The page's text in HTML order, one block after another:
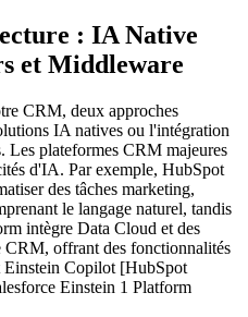
: IA Native
et Middleware
CRM, deux approches
IA natives ou l'intégration
Les plateformes CRM majeures
d'IA. Par exemple, HubSpot
des tâches marketing,
le langage naturel, tandis
intègre Data Cloud et des
CRM, offrant des fonctionnalités
Einstein Copilot [HubSpot
Einstein 1 Platform